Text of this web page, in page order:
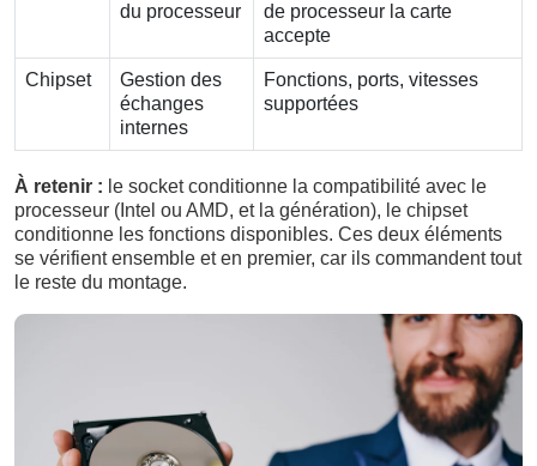
du processeur
de processeur la carte
accepte
Chipset
Gestion des
échanges
internes
Fonctions, ports, vitesses
supportées
À retenir : le socket conditionne la compatibilité avec le
processeur (Intel ou AMD, et la génération), le chipset
conditionne les fonctions disponibles. Ces deux éléments
se vérifient ensemble et en premier, car ils commandent tout
le reste du montage.